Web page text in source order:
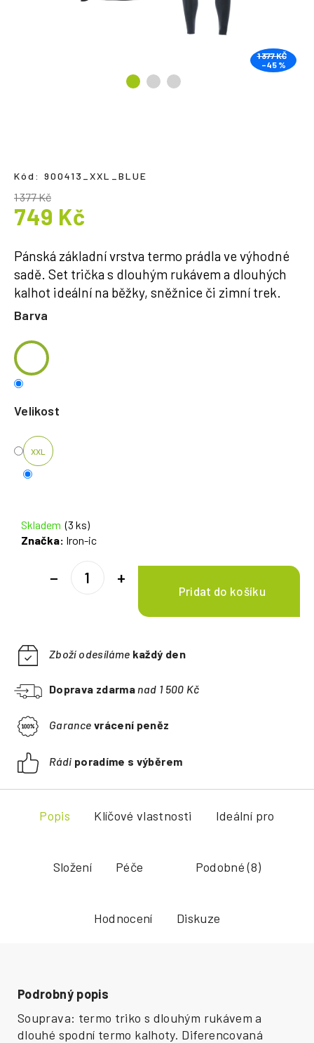
Pánská základní vrstva termo prádla ve výhodné
sadě. Set trička s dlouhým rukávem a dlouhých
kalhot ideální na běžky, sněžnice či zimní trek.
Barva
Velikost
XXL
Skladem (3 ks)
Značka: Iron-ic
+
−
Zboží odesíláme každý den
Doprava zdarma nad 1 500 Kč
Garance vrácení peněz
Rádi poradíme s výběrem
Kód: 900413_XXL_BLUE
1 377 Kč
749 Kč
cena:
1 377 KČ
–45 %
Popis Klíčové vlastnosti Ideální pro
Složení Péče Podobné (8)
Hodnocení Diskuze
Podrobný popis
Souprava: termo triko s dlouhým rukávem a
dlouhé spodní termo kalhoty. Diferencovaná